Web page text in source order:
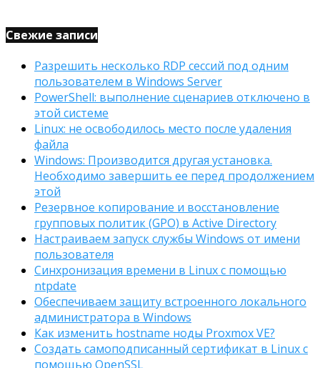
Свежие записи
Разрешить несколько RDP сессий под одним
пользователем в Windows Server
PowerShell: выполнение сценариев отключено в
этой системе
Linux: не освободилось место после удаления
файла
Windows: Производится другая установка.
Необходимо завершить ее перед продолжением
этой
Резервное копирование и восстановление
групповых политик (GPO) в Active Directory
Настраиваем запуск службы Windows от имени
пользователя
Синхронизация времени в Linux с помощью
ntpdate
Обеспечиваем защиту встроенного локального
администратора в Windows
Как изменить hostname ноды Proxmox VE?
Создать самоподписанный сертификат в Linux с
помощью OpenSSL